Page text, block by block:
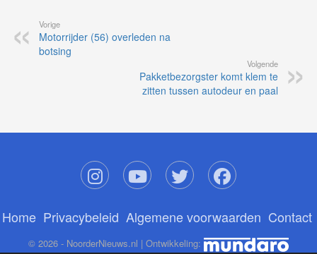
Vorige
Motorrijder (56) overleden na
botsing
Volgende
Pakketbezorgster komt klem te
zitten tussen autodeur en paal
Home Privacybeleid Algemene voorwaarden Contact
© 2026 - NoorderNieuws.nl | Ontwikkeling: